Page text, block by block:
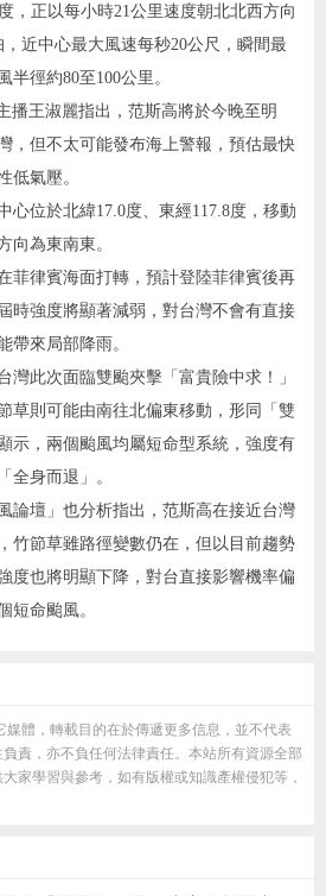
，正以每小時21公里速度朝北北西方向
近中心最大風速每秒20公尺，瞬間最
半徑約80至100公里。
播王淑麗指出，范斯高將於今晚至明
，但不太可能發布海上警報，預估最快
低氣壓。
心位於北緯17.0度、東經117.8度，移動
向為東南東。
菲律賓海面打轉，預計登陸菲律賓後再
時強度將顯著減弱，對台灣不會有直接
帶來局部降雨。
灣此次面臨雙颱夾擊「富貴險中求！」
草則可能由南往北偏東移動，形同「雙
示，兩個颱風均屬短命型系統，強度有
全身而退」。
論壇」也分析指出，范斯高在接近台灣
竹節草雖路徑變數仍在，但以目前趨勢
度也將明顯下降，對台直接影響機率偏
短命颱風。
媒體，轉載目的在於傳遞更多信息，並不代表
責，亦不負任何法律責任。本站所有資源全部
家學習與參考，如有版權或知識產權侵犯等，